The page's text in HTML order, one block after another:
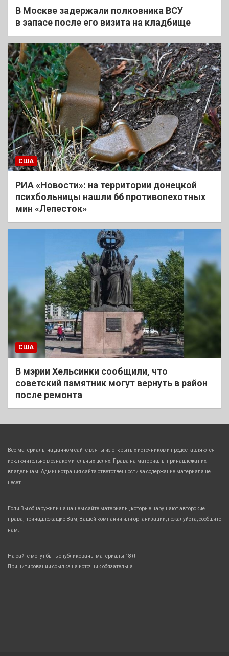
В Москве задержали полковника ВСУ
в запасе после его визита на кладбище
США
РИА «Новости»: на территории донецкой
психбольницы нашли 66 противопехотных
мин «Лепесток»
США
В мэрии Хельсинки сообщили, что
советский памятник могут вернуть в район
после ремонта
Все материалы на данном сайте взяты из открытых источников и предоставляются
исключительно в ознакомительных целях. Права на материалы принадлежат их
владельцам. Администрация сайта ответственности за содержание материала не
несет.
Если Вы обнаружили на нашем сайте материалы, которые нарушают авторские
права, принадлежащие Вам, Вашей компании или организации, пожалуйста, сообщите
нам.
На сайте могут быть опубликованы материалы 18+!
При цитировании ссылка на источник обязательна.